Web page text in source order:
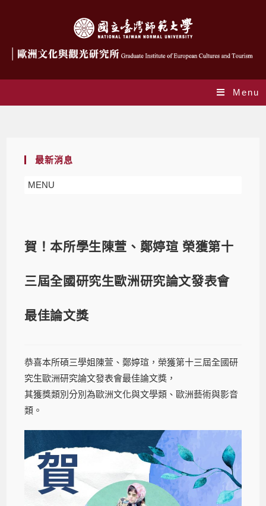
Menu
最新消息
MENU
賀！本所學生陳萱、鄭婷瑄 榮獲第十
三屆全國研究生歐洲研究論文發表會
最佳論文獎
恭喜本所碩三學姐陳萱、鄭婷瑄，榮獲第十三屆全國研
究生歐洲研究論文發表會最佳論文獎，
其獲獎類別分別為歐洲文化與文學類、歐洲藝術與影音
類。